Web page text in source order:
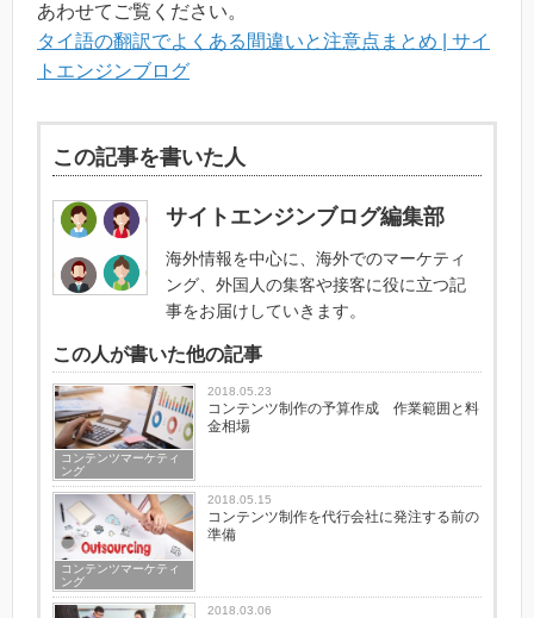
あわせてご覧ください。
タイ語の翻訳でよくある間違いと注意点まとめ | サイ
トエンジンブログ
この記事を書いた人
サイトエンジンブログ編集部
海外情報を中心に、海外でのマーケティ
ング、外国人の集客や接客に役に立つ記
事をお届けしていきます。
この人が書いた他の記事
コンテンツマーケティ
ング
2018.05.23
コンテンツ制作の予算作成 作業範囲と料
金相場
コンテンツマーケティ
ング
2018.05.15
コンテンツ制作を代行会社に発注する前の
準備
2018.03.06